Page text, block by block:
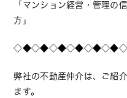
「マンション経営・管理の
方」
弊社の不動産仲介は、ご紹
ます。